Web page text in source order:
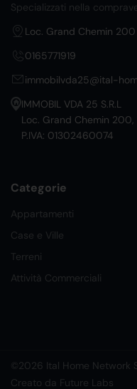
Specializzati nella
Loc. Grand Chemin 200
0165771919
immobilvda25@ital-
IMMOBIL VDA 25 S.R.L
Loc. Grand Chemin 200,
P.IVA: 01302460074
Categorie
Appartamenti
Case e Ville
Terreni
Attività Commerciali
©2026 Ital Home Network
Creato da Future Labs